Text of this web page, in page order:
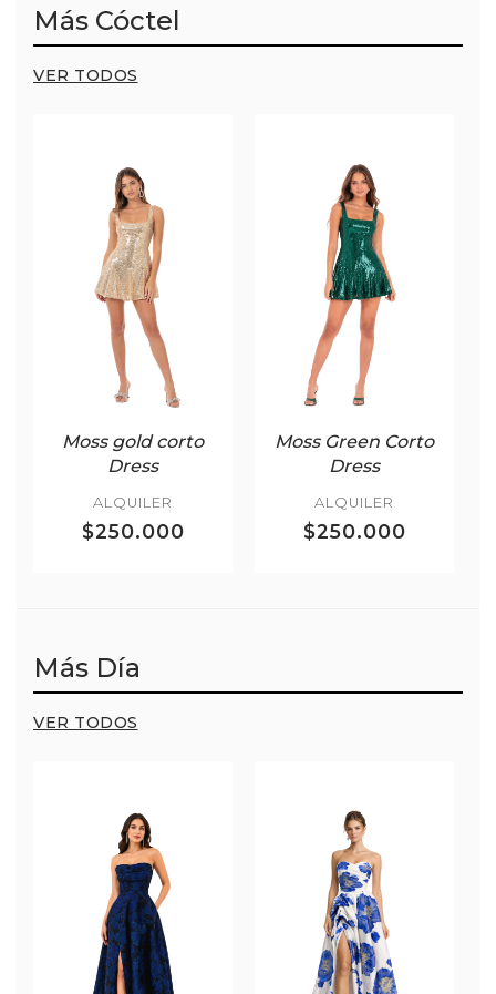
Más Cóctel
VER TODOS
Moss gold corto
Dress
ALQUILER
$250.000
Moss Green Corto
Dress
ALQUILER
$250.000
Más Día
VER TODOS